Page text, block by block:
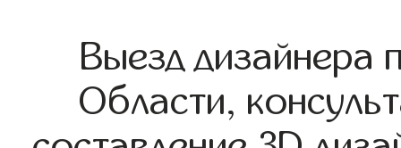
Выезд дизайнера
Области,